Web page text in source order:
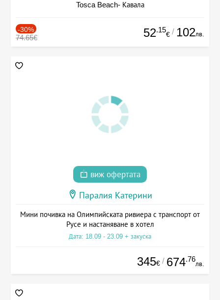
Tosca Beach- Кавала
-30%
74.65€ 52.15
€ / 102лв.
виж офертата
Паралия Катерини
Мини почивка на Олимпийската ривиера с транспорт от
Русе и настаняване в хотел
Дата: 18.09 - 23.09 + закуска
345€ / 674.76
лв.